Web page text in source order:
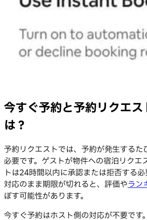
今すぐ予約と予約リクエス
は？
予約リクエストでは、予約が発生するた
必要です。ゲストが物件への宿泊リクエ
トは24時間以内に承認または拒否する
対応のまま期限が切れると、評価やラン
ぼす可能性があります。
今すぐ予約はホスト側の対応が不要です